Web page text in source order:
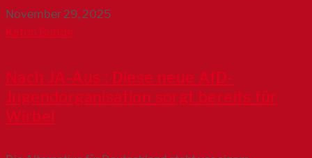
November 29, 2025
Katrin Budde
Nach JA-Aus : Diese neue AfD-
Jugendorganisation sorgt bereits für
Wirbel